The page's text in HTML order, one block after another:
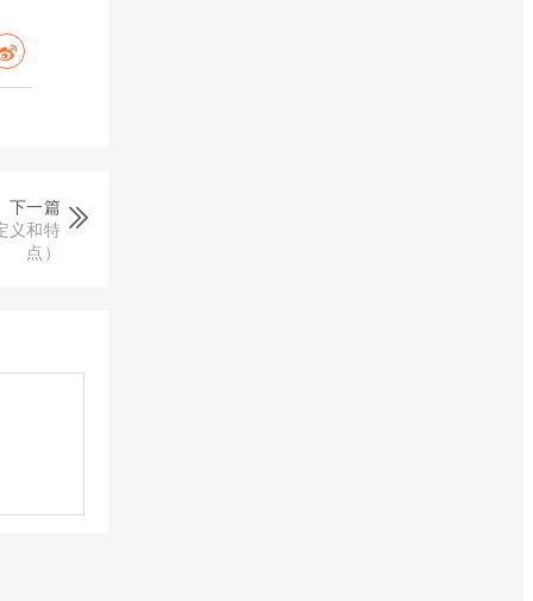
下一篇
义和特
点）